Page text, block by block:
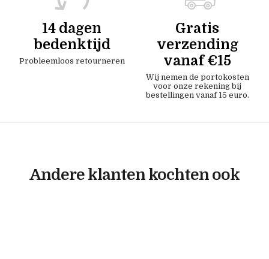
14 dagen
bedenktijd
Probleemloos retourneren
Gratis
verzending
vanaf €15
Wij nemen de portokosten
voor onze rekening bij
bestellingen vanaf 15 euro.
Andere klanten kochten ook